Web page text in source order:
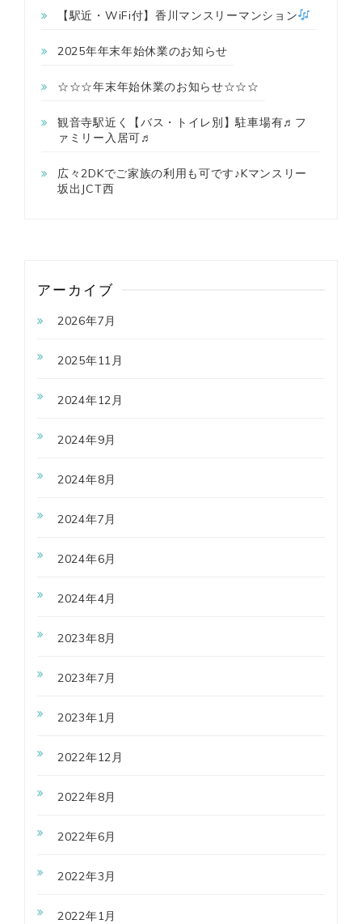
【駅近・WiFi付】香川マンスリーマンション
2025年年末年始休業のお知らせ
☆☆☆年末年始休業のお知らせ☆☆☆
観音寺駅近く【バス・トイレ別】駐車場有♬フ
ァミリー入居可♬
広々2DKでご家族の利用も可です♪Kマンスリー
坂出JCT西
アーカイブ
2026年7月
2025年11月
2024年12月
2024年9月
2024年8月
2024年7月
2024年6月
2024年4月
2023年8月
2023年7月
2023年1月
2022年12月
2022年8月
2022年6月
2022年3月
2022年1月